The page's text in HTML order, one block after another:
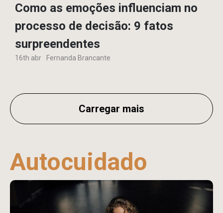
Como as emoções influenciam no
processo de decisão: 9 fatos
surpreendentes
16th abr Fernanda Brancante
Carregar mais
Autocuidado